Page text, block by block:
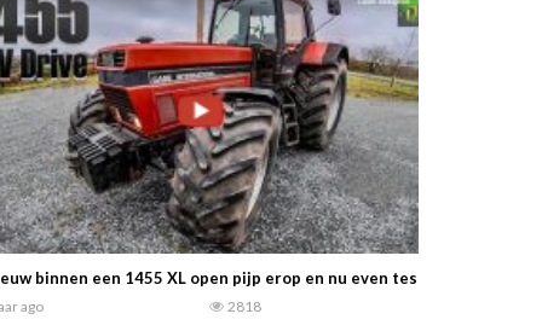
binnen een 1455 XL open pijp erop en nu even testen……….
ago 2818